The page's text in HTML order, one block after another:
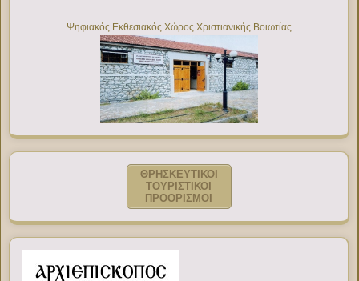
Ψηφιακός Εκθεσιακός Χώρος Χριστιανικής Βοιωτίας
ΘΡΗΣΚΕΥΤΙΚΟΙ
ΤΟΥΡΙΣΤΙΚΟΙ
ΠΡΟΟΡΙΣΜΟΙ